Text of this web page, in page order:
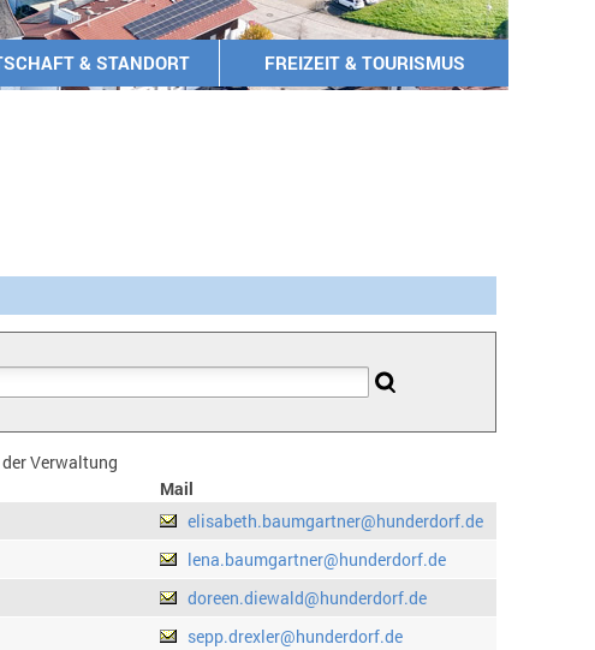
& STANDORT FREIZEIT & TOURISMUS
Verwaltung
Mail
elisabeth.baumgartner@hunderdorf.de
lena.baumgartner@hunderdorf.de
doreen.diewald@hunderdorf.de
sepp.drexler@hunderdorf.de